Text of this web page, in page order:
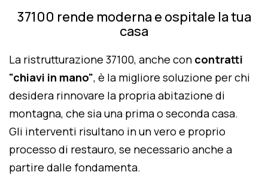
37100 rende moderna e ospitale la tua
casa
La ristrutturazione 37100, anche con contratti
"chiavi in mano", è la migliore soluzione per chi
desidera rinnovare la propria abitazione di
montagna, che sia una prima o seconda casa.
Gli interventi risultano in un vero e proprio
processo di restauro, se necessario anche a
partire dalle fondamenta.